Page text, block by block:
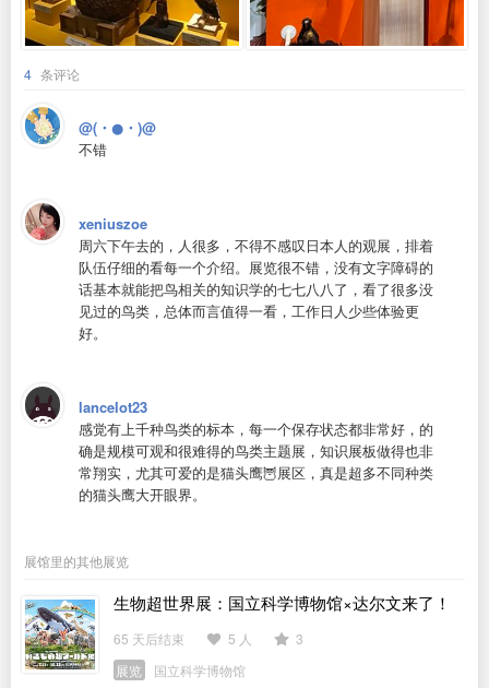
4 条评论
@(・●・)@
不错
xeniuszoe
周六下午去的，人很多，不得不感叹日本人的观展，排着
队伍仔细的看每一个介绍。展览很不错，没有文字障碍的
话基本就能把鸟相关的知识学的七七八八了，看了很多没
见过的鸟类，总体而言值得一看，工作日人少些体验更
好。
lancelot23
感觉有上千种鸟类的标本，每一个保存状态都非常好，的
确是规模可观和很难得的鸟类主题展，知识展板做得也非
常翔实，尤其可爱的是猫头鹰🦉展区，真是超多不同种类
的猫头鹰大开眼界。
展馆里的其他展览
生物超世界展：国立科学博物馆×达尔文来了！
65 天后结束 5 人
3
展览
国立科学博物馆